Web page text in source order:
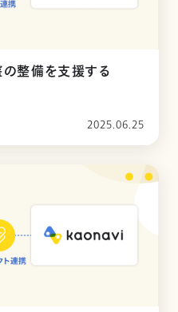
の整備を支援する
2025.06.25